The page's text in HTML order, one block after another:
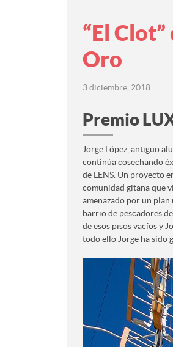
“El
Oro
3 diciembre, 2018
Premio
Jorge López, antiguo
continúa cosechando
de LENS. Un proyecto
comunidad gitana que
amenazado por un
barrio de pescadores
de esos pisos vacíos y
todo ello Jorge ha sido